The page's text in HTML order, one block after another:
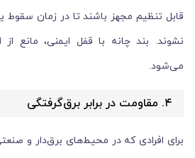
قابل تنظیم مجهز باشند تا در زمان سقوط
نشوند. بند چانه با قفل ایمنی، مانع
می‌شود.
۴. مقاومت در برابر برق‌گرفتگی
برای افرادی که در محیط‌های برق‌دار و